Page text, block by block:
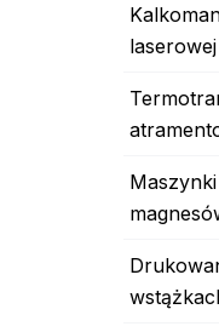
laserowej